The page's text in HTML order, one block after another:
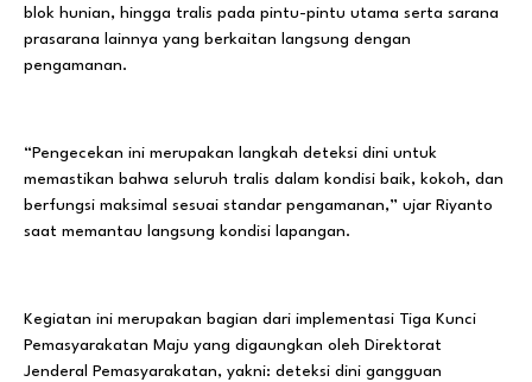
blok hunian, hingga tralis pada pintu-pintu utama serta sarana
prasarana lainnya yang berkaitan langsung dengan
pengamanan.
“Pengecekan ini merupakan langkah deteksi dini untuk
memastikan bahwa seluruh tralis dalam kondisi baik, kokoh, dan
berfungsi maksimal sesuai standar pengamanan,” ujar Riyanto
saat memantau langsung kondisi lapangan.
Kegiatan ini merupakan bagian dari implementasi Tiga Kunci
Pemasyarakatan Maju yang digaungkan oleh Direktorat
Jenderal Pemasyarakatan, yakni: deteksi dini gangguan